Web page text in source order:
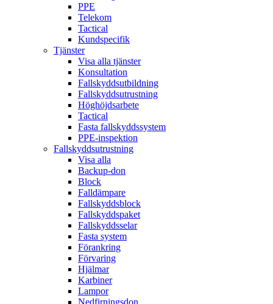
PPE
Telekom
Tactical
Kundspecifik
Tjänster
Visa alla tjänster
Konsultation
Fallskyddsutbildning
Fallskyddsutrustning
Höghöjdsarbete
Tactical
Fasta fallskyddssystem
PPE-inspektion
Fallskyddsutrustning
Visa alla
Backup-don
Block
Falldämpare
Fallskyddsblock
Fallskyddspaket
Fallskyddsselar
Fasta system
Förankring
Förvaring
Hjälmar
Karbiner
Lampor
Nedfirningsdon